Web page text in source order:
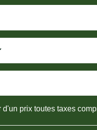
prix toutes taxes